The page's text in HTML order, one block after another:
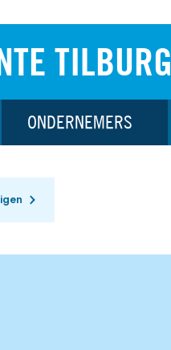
TILBURG
ONDERNEMERS